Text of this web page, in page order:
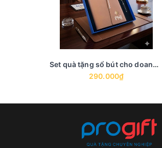
Set quà tặng sổ bút cho doanh nghiệp - GS 9
290.000₫